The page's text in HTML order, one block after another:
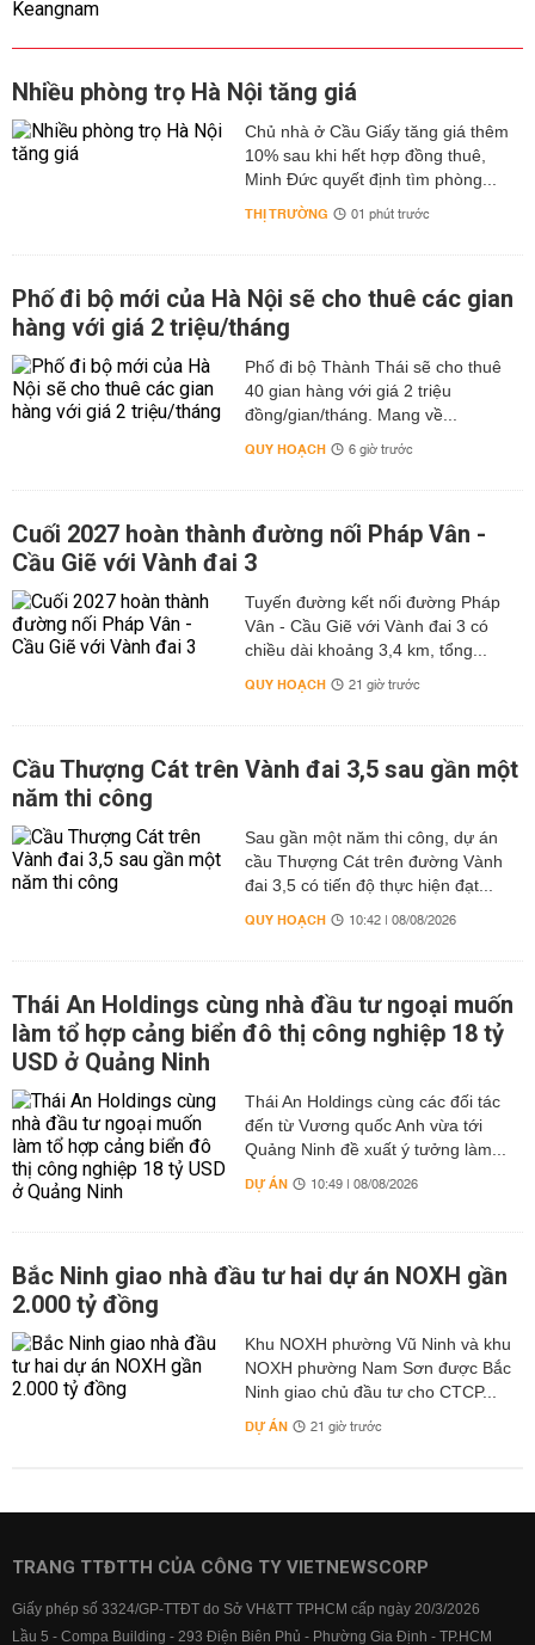
Nhiều phòng trọ Hà Nội tăng giá
Chủ nhà ở Cầu Giấy tăng giá thêm
10% sau khi hết hợp đồng thuê,
Minh Đức quyết định tìm phòng...
THỊ TRƯỜNG 01 phút trước
Phố đi bộ mới của Hà Nội sẽ cho thuê các gian
hàng với giá 2 triệu/tháng
Phố đi bộ Thành Thái sẽ cho thuê
40 gian hàng với giá 2 triệu
đồng/gian/tháng. Mang về...
QUY HOẠCH 6 giờ trước
Cuối 2027 hoàn thành đường nối Pháp Vân -
Cầu Giẽ với Vành đai 3
Tuyến đường kết nối đường Pháp
Vân - Cầu Giẽ với Vành đai 3 có
chiều dài khoảng 3,4 km, tổng...
QUY HOẠCH 21 giờ trước
Cầu Thượng Cát trên Vành đai 3,5 sau gần một
năm thi công
Sau gần một năm thi công, dự án
cầu Thượng Cát trên đường Vành
đai 3,5 có tiến độ thực hiện đạt...
QUY HOẠCH 10:42 | 08/08/2026
Thái An Holdings cùng nhà đầu tư ngoại muốn
làm tổ hợp cảng biển đô thị công nghiệp 18 tỷ
USD ở Quảng Ninh
Thái An Holdings cùng các đối tác
đến từ Vương quốc Anh vừa tới
Quảng Ninh đề xuất ý tưởng làm...
DỰ ÁN 10:49 | 08/08/2026
Bắc Ninh giao nhà đầu tư hai dự án NOXH gần
2.000 tỷ đồng
Khu NOXH phường Vũ Ninh và khu
NOXH phường Nam Sơn được Bắc
Ninh giao chủ đầu tư cho CTCP...
DỰ ÁN 21 giờ trước
TRANG TTĐTTH CỦA CÔNG TY VIETNEWSCORP
Giấy phép số 3324/GP-TTĐT do Sở VH&TT TPHCM cấp ngày 20/3/2026
Lầu 5 - Compa Building - 293 Điện Biên Phủ - Phường Gia Định - TP.HCM